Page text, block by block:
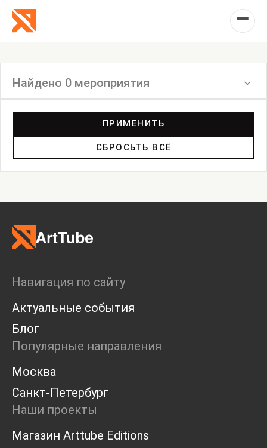
Найдено 0 мероприятия
Дискуссия
Пост-релиз
Пресс-конференция
Ярмарка
Open call
Экскурсия
Дискуссия
Cosmoscow 2024
Blazar 2024
Встречи
Круглый стол
ПРИМЕНИТЬ
СБРОСЬТЬ ВСЁ
Навигация по сайту
Актуальные события
Блог
Популярные направления
Москва
Санкт-Петербург
Наши проекты
Магазин Arttube Editions